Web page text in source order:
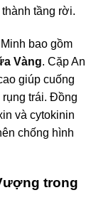
tầng rời.
bao gồm
Vàng. Cặp An
giúp cuống
rụng trái. Đồng
và cytokinin
chống hình
trong